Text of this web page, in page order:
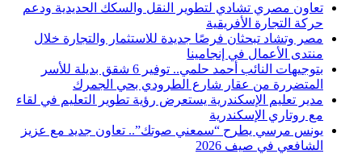
تعاون مصري تشادي لتطوير النقل والسكك الحديدية ودعم
حركة التجارة الأفريقية
مصر وتشاد تبحثان فرصًا جديدة للاستثمار والتجارة خلال
منتدى الأعمال في إنجامينا
بتوجيهات النائب أحمد حلمي.. توفير 6 شقق بديلة للأسر
المتضررة من عقار شارع الطرودي بحي الجمرك
مدير تعليم الإسكندرية يستعرض رؤية تطوير التعليم في لقاء
مع روتاري الإسكندرية
يونس مرسي يطرح “سمعني صوتك”.. تعاون جديد مع عزيز
الشافعي في صيف 2026